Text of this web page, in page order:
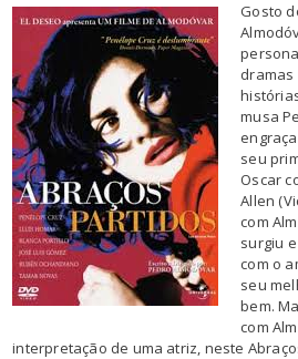
Gosto
musa
seu
Oscar
Allen
com
surgiu
com o
seu
bem.
com
interpretação de uma atriz, neste